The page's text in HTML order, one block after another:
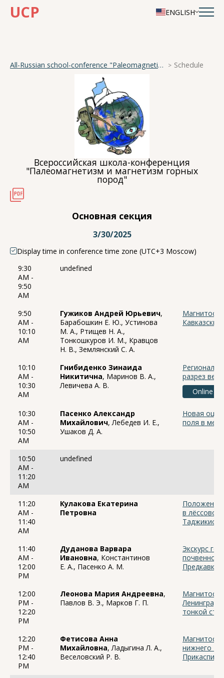
UCP ENGLISH
All-Russian school-conference "Paleomagnetism and magnetism of rocks" Schedule
Всероссийская школа-конференция
"Палеомагнетизм и магнетизм горных
пород"
Основная секция
3/30/2025
Display time in conference time zone (UTC+3 Moscow)
9:30
AM -
9:50
AM
undefined
9:50
AM -
10:10
AM
Гужиков Андрей Юрьевич,
Барабошкин Е. Ю., Устинова
М. А., Ртищев Н. А.,
Тонкошкуров И. М., Кравцов
Н. В., Землянский С. А.
10:10
AM -
10:30
AM
Гнибиденко Зинаида
Никитична, Маринов В. А.,
Левичева А. В.
разрез
Online
10:30
AM -
10:50
AM
Пасенко Александр
Михайлович, Лебедев И. Е.,
Ушаков Д. А.
Новая
поля в
10:50
AM -
11:20
AM
undefined
11:20
AM -
11:40
AM
Кулакова Екатерина
Петровна
Положение
в лёссово-
11:40
AM -
12:00
PM
Дуданова Варвара
Ивановна, Константинов
Е. А., Пасенко А. М.
Экскурс
почвенной
12:00
PM -
12:20
PM
Леонова Мария Андреевна,
Павлов В. Э., Марков Г. П.
тонкой
12:20
PM -
12:40
PM
Фетисова Анна
Михайловна, Ладыгина Л. А.,
Веселовский Р. В.
нижнего